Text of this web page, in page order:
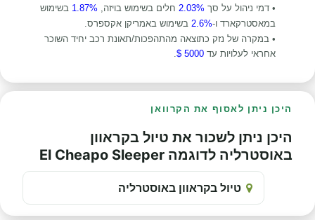
• דמי ניהול על סך 2.03% חלים בשימוש בויזה, 1.87% בשימוש
במאסטרקארד ו-2.6% בשימוש באמריקן אקספרס.
• במקרה של נזק כתוצאה מהתהפכות/תאונת רכב יחיד השוכר
אחראי לעלויות עד 5000 $
.
היכן ניתן לאסוף את הקרוואן
היכן ניתן לשכור את טיול בקראוון
באוסטרליה לדוגמה El Cheapo Sleeper
טיול בקראוון באוסטרליה